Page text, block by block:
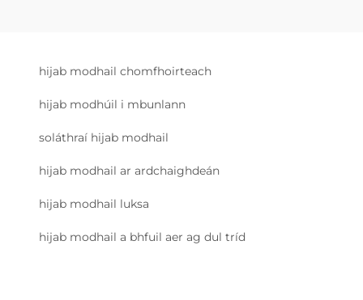
hijab modhail chomfhoirteach
hijab modhúil i mbunlann
soláthraí hijab modhail
hijab modhail ar ardchaighdeán
hijab modhail luksa
hijab modhail a bhfuil aer ag dul tríd